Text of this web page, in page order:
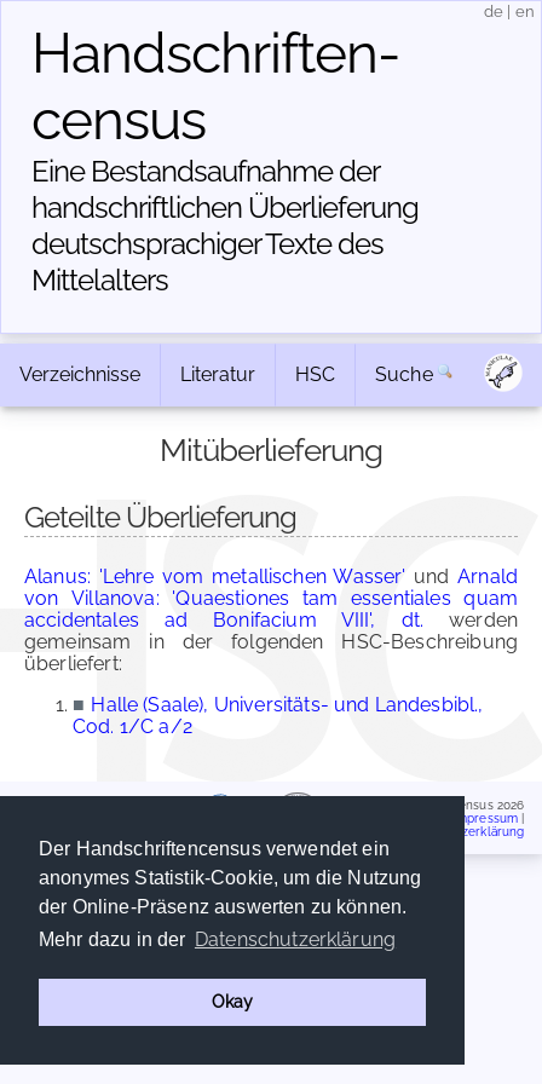
Der Handschriftencensus verwendet ein
anonymes Statistik-Cookie, um die Nutzung
der Online-Präsenz auswerten zu können.
Mehr dazu in der Datenschutzerklärung
Okay
Handschriften­
census
Eine Bestandsaufnahme der
handschriftlichen Über­lieferung
deutschsprachiger Texte des
Mittelalters
de en
Verzeichnisse Literatur HSC Suche
Mitüberlieferung
Geteilte Überlieferung
Alanus: 'Lehre vom metallischen Wasser' undArnald
von Villanova: 'Quaestiones tam essentiales quam
accidentales ad Bonifacium VIII', dt. werden
gemeinsam in der folgenden HSC-Beschreibung
überliefert:
■ Halle (Saale), Universitäts- und Landesbibl.,
Cod. 1/C a/2
Handschriftencensus 2026
Impressum
Datenschutzerklärung